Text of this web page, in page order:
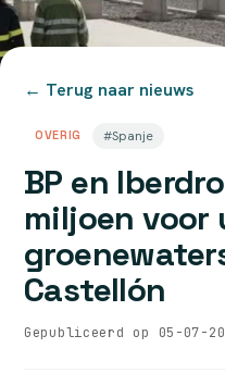
← Terug naar nieuws
OVERIG #Spanje
BP en
miljoen
Castellón
Gepubliceerd op 05-07-